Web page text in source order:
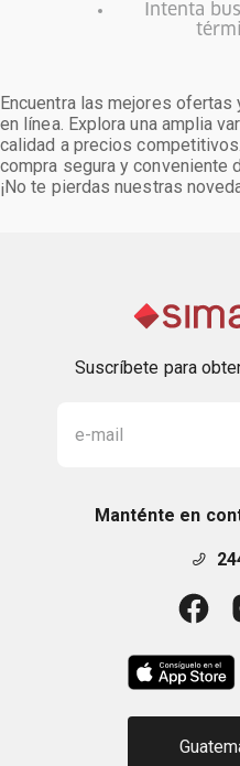
Intenta
Encuentra las mejores
en línea. Explora una amplia
calidad a precios
compra segura y conveniente
¡No te pierdas nuestras
Suscríbete para
Manténte en